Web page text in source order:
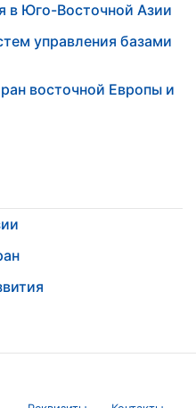
в Юго-Восточной Азии
управления базами
восточной Европы и